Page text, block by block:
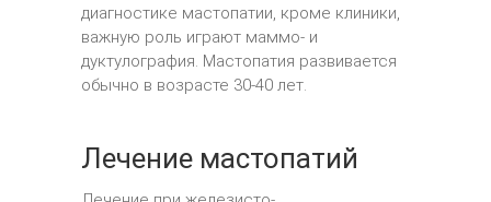
диагностике мастопатии, кроме клиники,
важную роль играют маммо- и
дуктулография. Мастопатия развивается
обычно в возрасте 30-40 лет.
Лечение мастопатий